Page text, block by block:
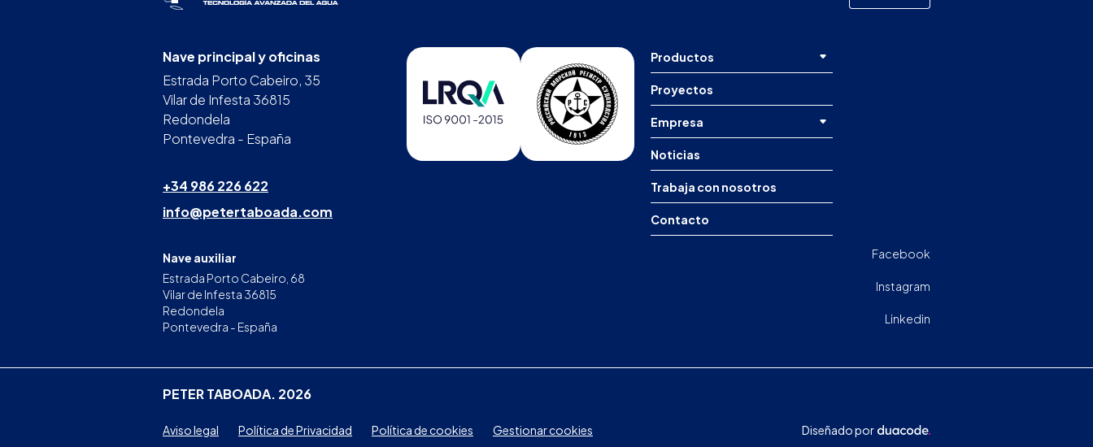
Nave principal y oficinas
Estrada Porto Cabeiro, 35
Vilar de Infesta 36815
Redondela
Pontevedra - España
+34 986 226 622
info@petertaboada.com
Nave auxiliar
Estrada Porto Cabeiro, 68
Vilar de Infesta 36815
Redondela
Pontevedra - España
Productos
Proyectos
Empresa
Noticias
Trabaja con nosotros
Contacto
Facebook
Instagram
Linkedin
PETER TABOADA. 2026
Aviso legal Política de Privacidad Política de cookies Gestionar cookies Diseñado por